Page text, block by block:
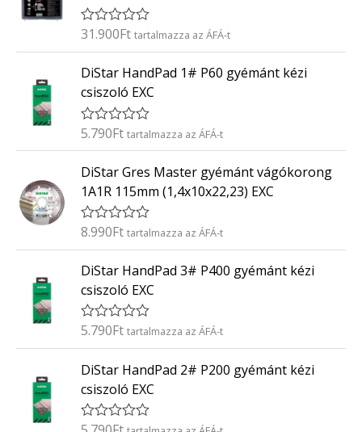
l
s
:
/
5
É
é
e
l
é
s
:
/
5
31.900Ft tartalmazza az ÁFÁ-t
DiStar HandPad 1# P60 gyémánt kézi
csiszoló EXC
É
é
k
e
l
é
s
:
/
5
5.790Ft tartalmazza az ÁFÁ-t
DiStar Gres Master gyémánt vágókorong
1A1R 115mm (1,4x10x22,23) EXC
É
é
e
l
s
:
/
5
8.990Ft tartalmazza az ÁFÁ-t
DiStar HandPad 3# P400 gyémánt kézi
csiszoló EXC
É
é
e
l
é
5.790Ft tartalmazza az ÁFÁ-t
DiStar HandPad 2# P200 gyémánt kézi
csiszoló EXC
É